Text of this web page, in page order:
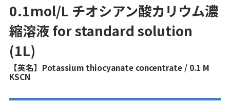
0.1mol/L チオシアン酸カリウム濃
縮溶液 for standard solution
(1L)
【英名】Potassium thiocyanate concentrate / 0.1 M
KSCN